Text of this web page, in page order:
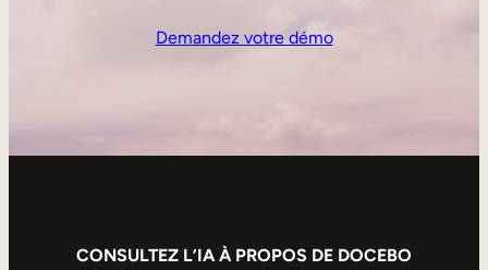
Demandez votre démo
CONSULTEZ L’IA À PROPOS DE DOCEBO